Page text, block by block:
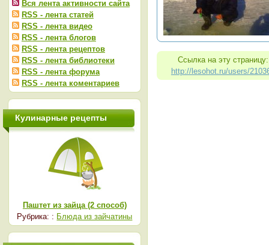
Ссылка на эту страницу:
http://lesohot.ru/users/
Вся лента активности сайта
RSS - лента статей
RSS - лента видео
RSS - лента блогов
RSS - лента рецептов
RSS - лента библиотеки
RSS - лента форума
RSS - лента коментариев
Кулинарные рецепты
Паштет из зайца (2 способ)
Рубрика: : Блюда из зайчатины